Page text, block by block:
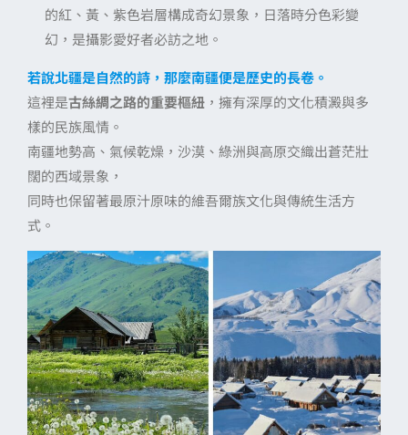
的紅、黃、紫色岩層構成奇幻景象，日落時分色彩變
幻，是攝影愛好者必訪之地。
若說北疆是自然的詩，那麼南疆便是歷史的長卷。
這裡是古絲綢之路的重要樞紐 ，擁有深厚的文化積澱與多
樣的民族風情。
南疆地勢高、氣候乾燥，沙漠、綠洲與高原交織出蒼茫壯
闊的西域景象，
同時也保留著最原汁原味的維吾爾族文化與傳統生活方
式。